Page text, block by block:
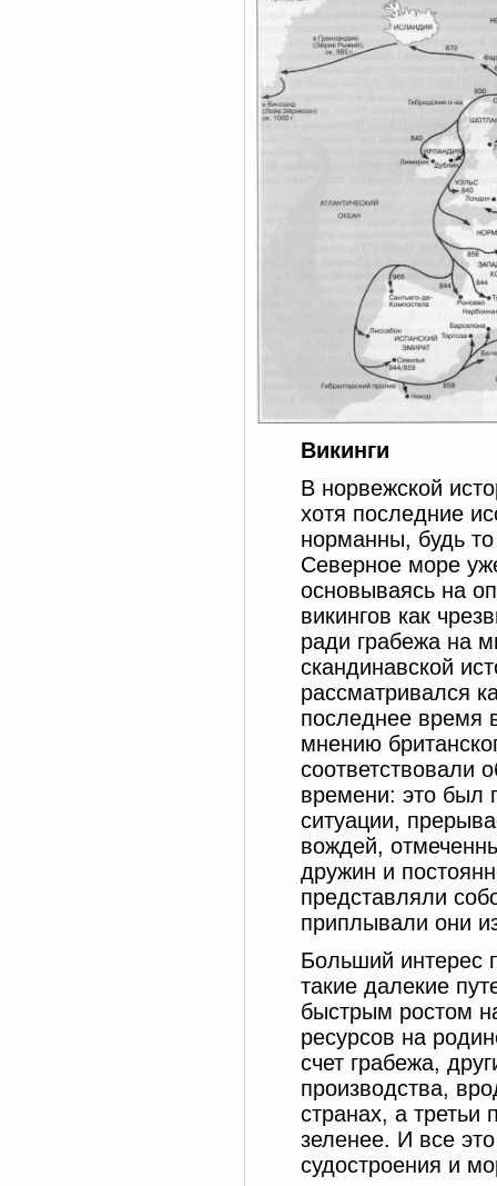
Викинги
В норвежской
хотя последние
норманны, будь
Северное море
основываясь на
викингов как
ради грабежа на
скандинавской
рассматривался
последнее время
мнению
соответствовали
времени: это был
ситуации,
вождей,
дружин и
представляли
приплывали они
Больший интерес
такие далекие
быстрым ростом
ресурсов на
счет грабежа,
производства,
странах, а третьи
зеленее. И все
судостроения и